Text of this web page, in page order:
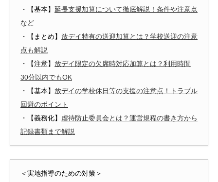
・【基本】 延長支援加算について徹底解説！条件や注意点
など
・【まとめ】 放デイ特有の送迎加算とは？学校送迎の注意
点も解説
・【注意】 放デイ限定の欠席時対応加算とは？利用時間
30分以内でもOK
・【基本】 放デイの学校休日等の支援の注意点！トラブル
回避のポイント
・【義務化】
虐待防止委員会とは？運営規程の書き方から
記録書類まで解説
＜実地指導のための対策＞